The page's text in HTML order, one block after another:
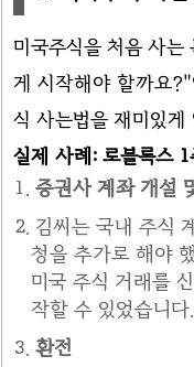
미국주식을 처음 사
게 시작해야 할까요
식 사는법을 재미있게
실제 사례: 로블록스 1
증권사 계좌 개설
김씨는 국내 주식
청을 추가로 해야
미국 주식 거래를
작할 수 있었습니다.
환전